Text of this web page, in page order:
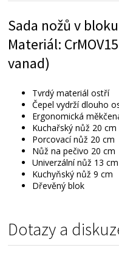
Sada nožů v
Materiál:
vanad)
Tvrdý materiál ostří
Čepel vydrží dlouho
Ergonomická
Kuchařský nůž 20 cm
Porcovací nůž 20 cm
Nůž na pečivo 20 cm
Univerzální nůž 13 cm
Kuchyňský nůž 9 cm
Dřevěný blok
Dotazy a